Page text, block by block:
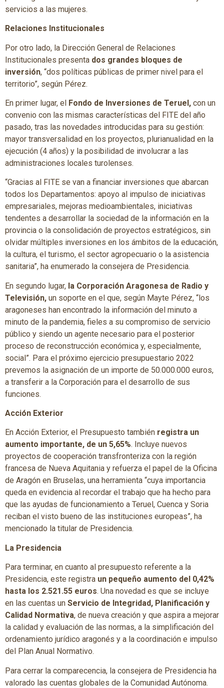
servicios a las mujeres.
Relaciones Institucionales
Por otro lado, la Dirección General de Relaciones
Institucionales presenta dos grandes bloques de
inversión, “dos políticas públicas de primer nivel para el
territorio”, según Pérez.
En primer lugar, el Fondo de Inversiones de Teruel, con un
convenio con las mismas características del FITE del año
pasado, tras las novedades introducidas para su gestión:
mayor transversalidad en los proyectos, plurianualidad en la
ejecución (4 años) y la posibilidad de involucrar a las
administraciones locales turolenses.
“Gracias al FITE se van a financiar inversiones que abarcan
todos los Departamentos: apoyo al impulso de iniciativas
empresariales, mejoras medioambientales, iniciativas
tendentes a desarrollar la sociedad de la información en la
provincia o la consolidación de proyectos estratégicos, sin
olvidar múltiples inversiones en los ámbitos de la educación,
la cultura, el turismo, el sector agropecuario o la asistencia
sanitaria”, ha enumerado la consejera de Presidencia.
En segundo lugar, la Corporación Aragonesa de Radio y
Televisión, un soporte en el que, según Mayte Pérez, “los
aragoneses han encontrado la información del minuto a
minuto de la pandemia, fieles a su compromiso de servicio
público y siendo un agente necesario para el posterior
proceso de reconstrucción económica y, especialmente,
social”. Para el próximo ejercicio presupuestario 2022
prevemos la asignación de un importe de 50.000.000 euros,
a transferir a la Corporación para el desarrollo de sus
funciones.
Acción Exterior
En Acción Exterior, el Presupuesto también registra un
aumento importante, de un 5,65%. Incluye nuevos
proyectos de cooperación transfronteriza con la región
francesa de Nueva Aquitania y refuerza el papel de la Oficina
de Aragón en Bruselas, una herramienta “cuya importancia
queda en evidencia al recordar el trabajo que ha hecho para
que las ayudas de funcionamiento a Teruel, Cuenca y Soria
reciban el visto bueno de las instituciones europeas”, ha
mencionado la titular de Presidencia.
La Presidencia
Para terminar, en cuanto al presupuesto referente a la
Presidencia, este registra un pequeño aumento del 0,42%
hasta los 2.521.55 euros. Una novedad es que se incluye
en las cuentas un Servicio de Integridad, Planificación y
Calidad Normativa, de nueva creación y que aspira a mejorar
la calidad y evaluación de las normas, a la simplificación del
ordenamiento jurídico aragonés y a la coordinación e impulso
del Plan Anual Normativo.
Para cerrar la comparecencia, la consejera de Presidencia ha
valorado las cuentas globales de la Comunidad Autónoma.